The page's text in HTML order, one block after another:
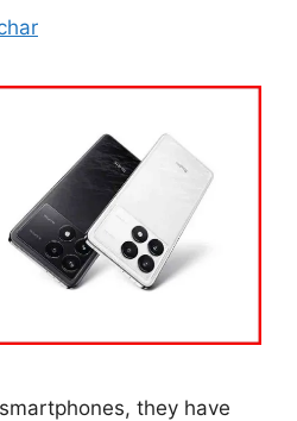
they have